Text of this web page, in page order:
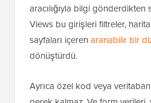
aracılığıyla bilgi
Views bu girişleri filtreler,
sayfaları içeren aranabilir bir
dönüştürdü.
Ayrıca özel kod veya